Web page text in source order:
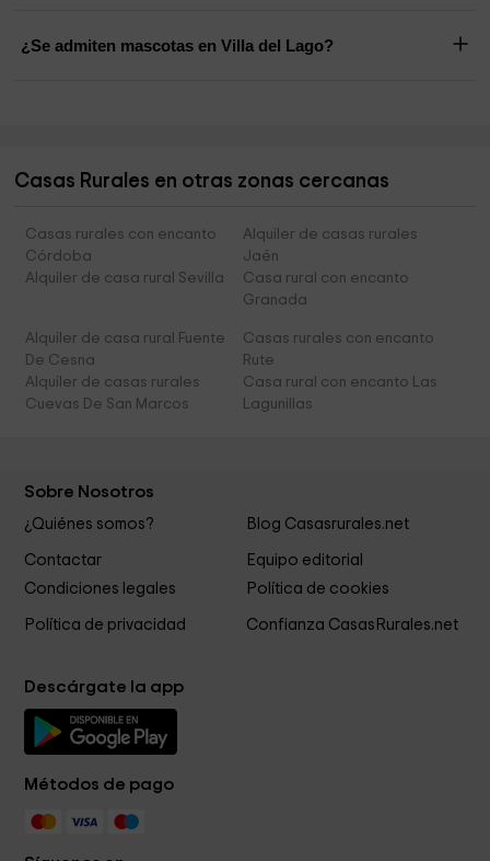
¿Se admiten mascotas en Villa del Lago?
Casas Rurales en otras zonas cercanas
Casas rurales con encanto
Córdoba
Alquiler de casas rurales
Jaén
Alquiler de casa rural Sevilla
Casa rural con encanto
Granada
Alquiler de casa rural Fuente
De Cesna
Casas rurales con encanto
Rute
Alquiler de casas rurales
Cuevas De San Marcos
Casa rural con encanto Las
Lagunillas
Sobre Nosotros
¿Quiénes somos? Blog Casasrurales.net
Contactar
Equipo editorial
Condiciones legales
Política de cookies
Política de privacidad Confianza CasasRurales.net
Descárgate la app
Métodos de pago